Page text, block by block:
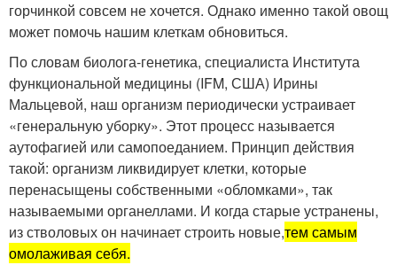
горчинкой совсем не хочется. Однако именно такой овощ
может помочь нашим клеткам обновиться.
По словам биолога-генетика, специалиста Института
функциональной медицины (IFM, США) Ирины
Мальцевой, наш организм периодически устраивает
«генеральную уборку». Этот процесс называется
аутофагией или самопоеданием. Принцип действия
такой: организм ликвидирует клетки, которые
перенасыщены собственными «обломками», так
называемыми органеллами. И когда старые устранены,
из стволовых он начинает строить новые,тем самым
омолаживая себя.